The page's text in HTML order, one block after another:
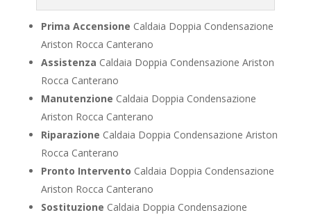
Prima Accensione Caldaia Doppia Condensazione
Ariston Rocca Canterano
Assistenza Caldaia Doppia Condensazione Ariston
Rocca Canterano
Manutenzione Caldaia Doppia Condensazione
Ariston Rocca Canterano
Riparazione Caldaia Doppia Condensazione Ariston
Rocca Canterano
Pronto Intervento Caldaia Doppia Condensazione
Ariston Rocca Canterano
Sostituzione Caldaia Doppia Condensazione